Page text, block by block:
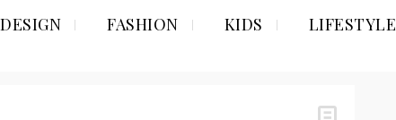
FASHION KIDS LIFESTYLE